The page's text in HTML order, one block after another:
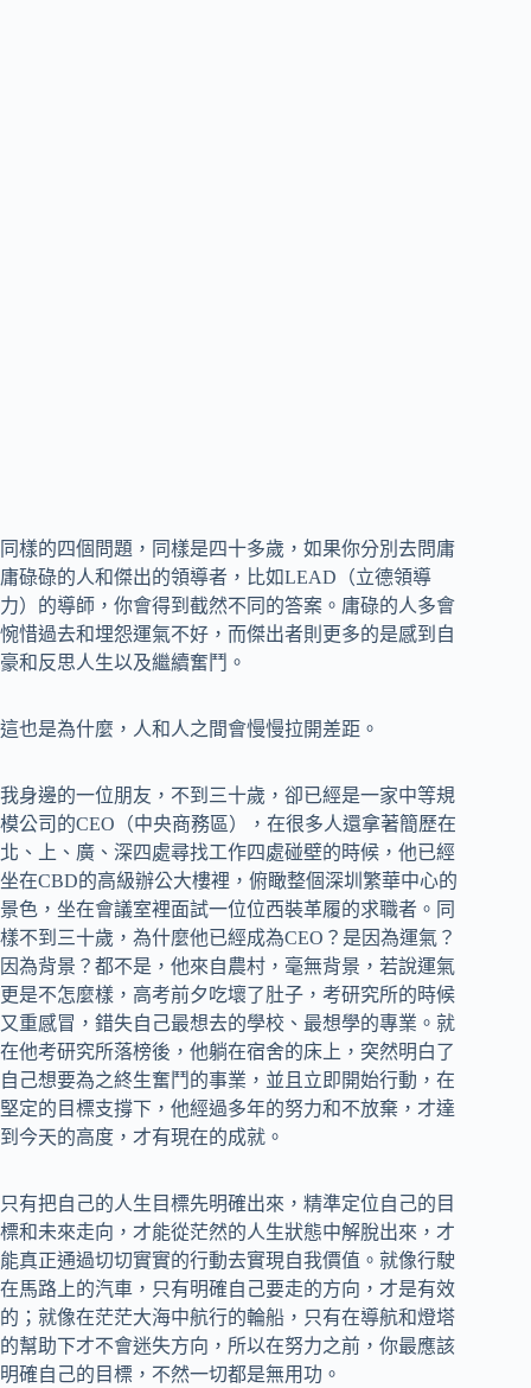
同樣的四個問題，同樣是四十多歲，如果你分別去問庸
庸碌碌的人和傑出的領導者，比如LEAD（立德領導
力）的導師，你會得到截然不同的答案。庸碌的人多會
惋惜過去和埋怨運氣不好，而傑出者則更多的是感到自
豪和反思人生以及繼續奮鬥。
這也是為什麼，人和人之間會慢慢拉開差距。
我身邊的一位朋友，不到三十歲，卻已經是一家中等規
模公司的CEO（中央商務區），在很多人還拿著簡歷在
北、上、廣、深四處尋找工作四處碰壁的時候，他已經
坐在CBD的高級辦公大樓裡，俯瞰整個深圳繁華中心的
景色，坐在會議室裡面試一位位西裝革履的求職者。同
樣不到三十歲，為什麼他已經成為CEO？是因為運氣？
因為背景？都不是，他來自農村，毫無背景，若說運氣
更是不怎麼樣，高考前夕吃壞了肚子，考研究所的時候
又重感冒，錯失自己最想去的學校、最想學的專業。就
在他考研究所落榜後，他躺在宿舍的床上，突然明白了
自己想要為之終生奮鬥的事業，並且立即開始行動，在
堅定的目標支撐下，他經過多年的努力和不放棄，才達
到今天的高度，才有現在的成就。
只有把自己的人生目標先明確出來，精準定位自己的目
標和未來走向，才能從茫然的人生狀態中解脫出來，才
能真正通過切切實實的行動去實現自我價值。就像行駛
在馬路上的汽車，只有明確自己要走的方向，才是有效
的；就像在茫茫大海中航行的輪船，只有在導航和燈塔
的幫助下才不會迷失方向，所以在努力之前，你最應該
明確自己的目標，不然一切都是無用功。